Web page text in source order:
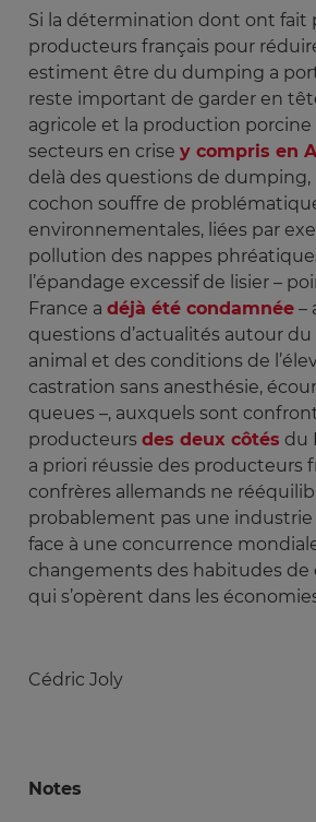
Si la détermination dont ont fait
producteurs français pour
estiment être du dumping a
reste important de garder en
agricole et la production porcine
secteurs en crise y compris en
delà des questions de dumping,
cochon souffre de
environnementales, liées par
pollution des nappes
l’épandage excessif de lisier –
France a déjà été condamnée –
questions d’actualités autour
animal et des conditions de
castration sans anesthésie,
queues –, auxquels sont
producteurs des deux côtés du
a priori réussie des producteurs
confrères allemands ne
probablement pas une
face à une concurrence
changements des habitudes
qui s’opèrent dans les
Cédric Joly
Notes